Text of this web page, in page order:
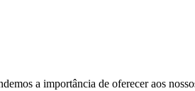
a importância de oferecer aos